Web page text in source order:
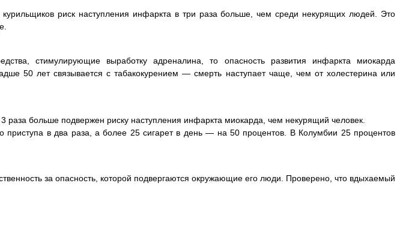
риск наступления инфаркта в три раза больше, чем среди некурящих людей. Это
стимулирующие выработку адреналина, то опасность развития инфаркта миокарда
50 лет связывается с табакокурением — смерть наступает чаще, чем от холестерина или
раза больше подвержен риску наступления инфаркта миокарда, чем некурящий человек.
приступа в два раза, а более 25 сигарет в день — на 50 процентов. В Колумбии 25 процентов
за опасность, которой подвергаются окружающие его люди. Проверено, что вдыхаемый